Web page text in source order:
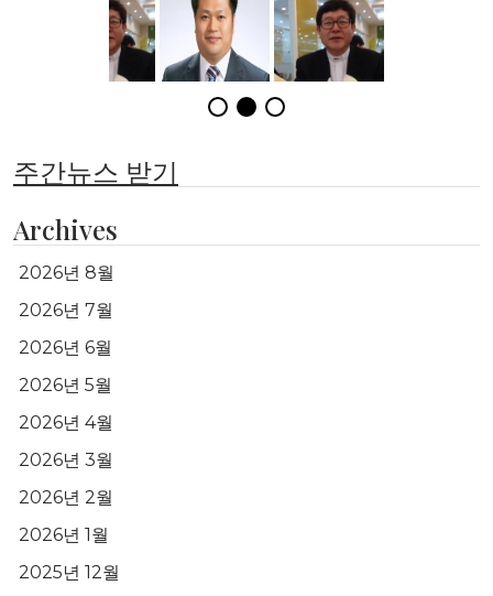
주간뉴스 받기
Archives
2026년 8월
2026년 7월
2026년 6월
2026년 5월
2026년 4월
2026년 3월
2026년 2월
2026년 1월
2025년 12월